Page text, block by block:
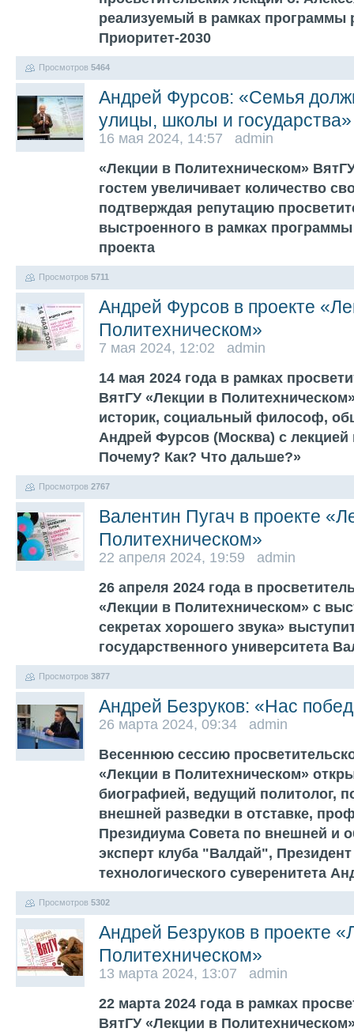
реализуемый в рамках программы
Приоритет-2030
Просмотров 5464
Андрей Фурсов: «Семья
улицы, школы и государства»
16 мая 2024, 14:57 admin
«Лекции в Политехническом»
гостем увеличивает количество
подтверждая репутацию
выстроенного в рамках
проекта
Просмотров 5711
Андрей Фурсов в проекте
Политехническом»
7 мая 2024, 12:02 admin
14 мая 2024 года в рамках
ВятГУ «Лекции в
историк, социальный философ,
Андрей Фурсов (Москва) с
Почему? Как? Что дальше?»
Просмотров 2767
Валентин Пугач в проекте
Политехническом»
22 апреля 2024, 19:59 admin
26 апреля 2024 года в
«Лекции в Политехническом» с
секретах хорошего звука»
государственного университета
Просмотров 3877
Андрей Безруков: «Нас
26 марта 2024, 09:34 admin
Весеннюю сессию
«Лекции в Политехническом»
биографией, ведущий политолог,
внешней разведки в отставке,
Президиума Совета по внешней и
эксперт клуба "Валдай",
технологического суверенитета
Просмотров 5302
Андрей Безруков в проекте
Политехническом»
13 марта 2024, 13:07 admin
22 марта 2024 года в рамках
ВятГУ «Лекции в